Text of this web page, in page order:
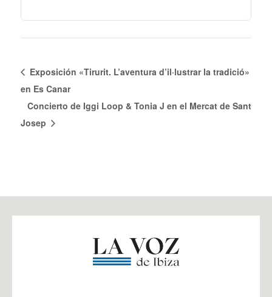
Exposición «Tirurit. L’aventura d’il·lustrar la tradició»
en Es Canar
Concierto de Iggi Loop & Tonia J en el Mercat de Sant
Josep